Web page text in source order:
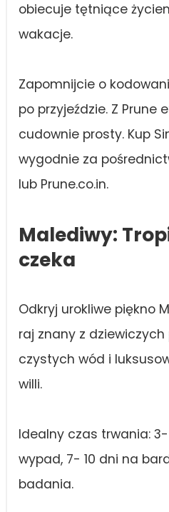
obiecuje tętniące
wakacje.
Zapomnijcie o
po przyjeździe. Z Prune
cudownie prosty. Kup
wygodnie za
lub Prune.co.in.
Malediwy:
czeka
Odkryj urokliwe piękno
raj znany z
czystych wód i
willi.
Idealny czas trwania:
wypad, 7- 10 dni na
badania.